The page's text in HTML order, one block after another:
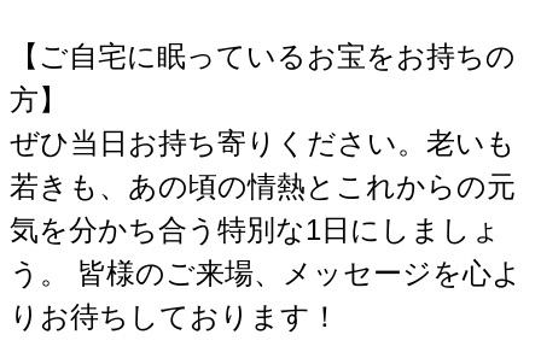
【ご自宅に眠っているお宝をお持ちの
方】
ぜひ当日お持ち寄りください。老いも
若きも、あの頃の情熱とこれからの元
気を分かち合う特別な1日にしましょ
う。 皆様のご来場、メッセージを心よ
りお待ちしております！